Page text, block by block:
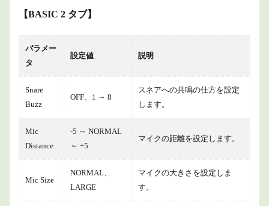
【BASIC 2 タブ】
パラメー
タ
設定値 説明
Snare
Buzz
OFF、1 ～ 8
スネアへの共鳴の仕方を設定
します。
Mic
Distance
-5 ～ NORMAL
～ +5
マイクの距離を設定します。
Mic Size
NORMAL、
LARGE
マイクの大きさを設定しま
す。